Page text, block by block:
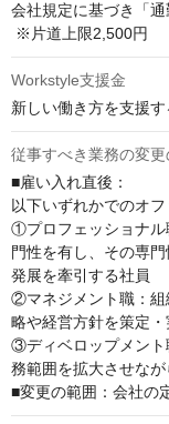
会社規定に基づき「
※片道上限2,500円
Workstyle支援金
新しい働き方を支援
従事すべき業務の変更
■雇い入れ直後：
以下いずれかでのオ
①プロフェッショナル
門性を有し、その専
発展を牽引する社員
②マネジメント職：組
略や経営方針を策定
③ディベロップメント
務範囲を拡大させな
■変更の範囲：会社の